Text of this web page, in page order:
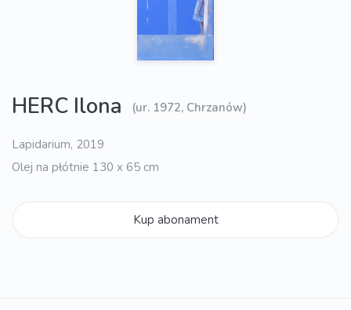
HERC Ilona (ur. 1972, Chrzanów)
Lapidarium, 2019
Olej na płótnie 130 x 65 cm
Kup abonament